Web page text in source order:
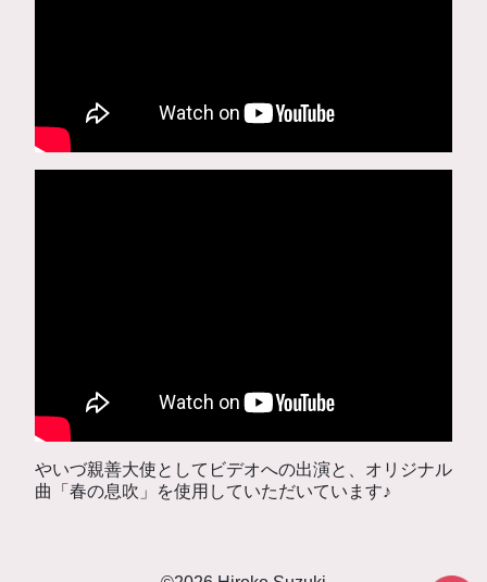
やいづ親善大使としてビデオへの出演と、オリジナル
曲「春の息吹」を使用していただいています♪